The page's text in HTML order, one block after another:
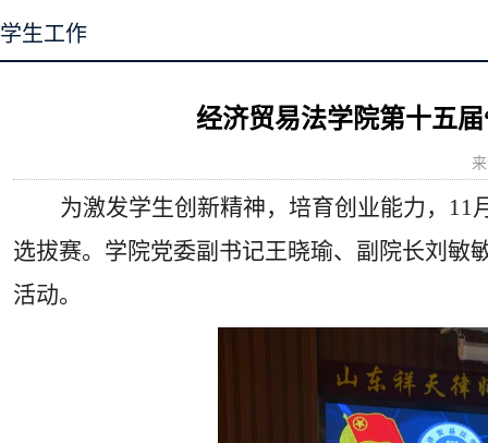
学生工作
经济贸易法学院第十五
为激发学生创新精神，培育创业能力， 11
选拔赛。学院党委副书记王晓瑜、副院长刘敏
活动。